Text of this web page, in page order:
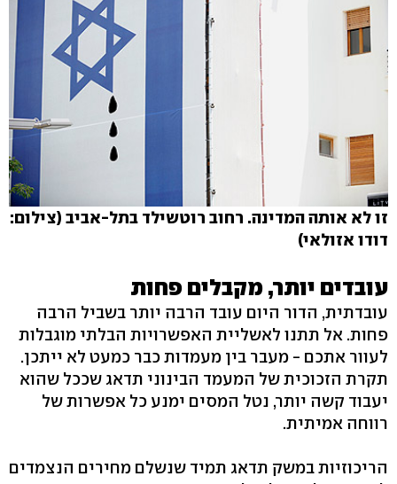
זו לא אותה המדינה. רחוב רוטשילד בתל-אביב (צילום:
דודו אזולאי)
עובדים יותר, מקבלים פחות
עובדתית, הדור היום עובד הרבה יותר בשביל הרבה
פחות. אל תתנו לאשליית האפשרויות הבלתי מוגבלות
לעוור אתכם - מעבר בין מעמדות כבר כמעט לא ייתכן.
תקרת הזכוכית של המעמד הבינוני תדאג שככל שהוא
יעבוד קשה יותר, נטל המסים ימנע כל אפשרות של
רווחה אמיתית.
הריכוזיות במשק תדאג תמיד שנשלם מחירים הנצמדים